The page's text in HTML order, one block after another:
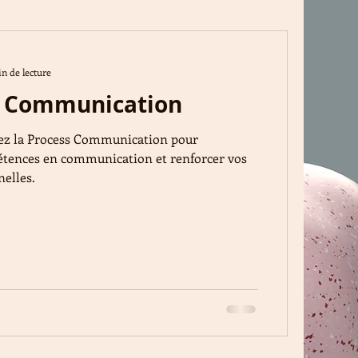
d&#39;entreprise
Culture et RSE
Communication
la Process Communication pour
en communication et renforcer vos
de lecture